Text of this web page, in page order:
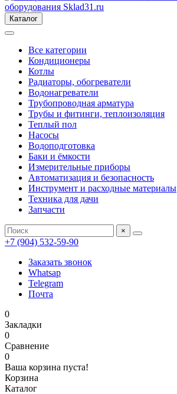
Каталог
Все категории
Кондиционеры
Котлы
Радиаторы, обогреватели
Водонагреватели
Трубопроводная арматура
Трубы и фитинги, теплоизоляция
Теплый пол
Насосы
Водоподготовка
Баки и ёмкости
Измерительные приборы
Автоматизация и безопасность
Инструмент и расходные материалы
Техника для дачи
Запчасти
×
+7 (904) 532-59-90
Заказать звонок
Whatsap
Telegram
Почта
0
Закладки
0
Сравнение
0
Ваша корзина пуста!
Корзина
Каталог